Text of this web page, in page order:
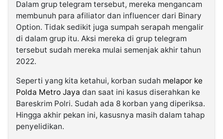
Dalam grup telegram tersebut, mereka mengancam
membunuh para afiliator dan influencer dari Binary
Option. Tidak sedikit juga sumpah serapah mengalir
di dalam grup itu. Aksi mereka di grup telegram
tersebut sudah mereka mulai semenjak akhir tahun
2022.
Seperti yang kita ketahui, korban sudah melapor ke
Polda Metro Jaya dan saat ini kasus diserahkan ke
Bareskrim Polri. Sudah ada 8 korban yang diperiksa.
Hingga akhir pekan ini, kasusnya masih dalam tahap
penyelidikan.